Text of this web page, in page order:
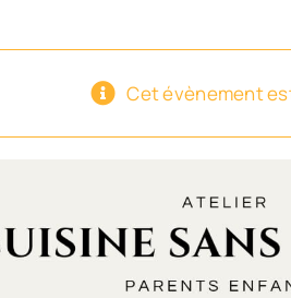
Cet évènement